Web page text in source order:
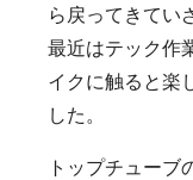
ら戻ってきてい
最近はテック作
イクに触ると楽
した。
トップチューブ